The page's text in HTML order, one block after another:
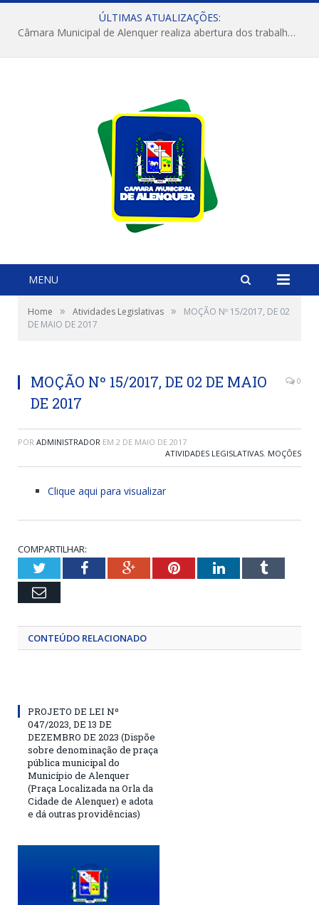
ÚLTIMAS ATUALIZAÇÕES:
Câmara Municipal de Alenquer realiza abertura dos trabalhos do 4º Período Legislativo
MENU
Home » Atividades Legislativas »
MOÇÃO Nº 15/2017, DE 02
DE MAIO DE 2017
MOÇÃO Nº 15/2017, DE 02 DE MAIO
DE 2017
0
POR ADMINISTRADOR EM 2 DE MAIO DE 2017
ATIVIDADES LEGISLATIVAS, MOÇÕES
Clique aqui para visualizar
COMPARTILHAR:
TwitterFacebookGoogle+PinterestLinkedInTumblr
Email
CONTEÚDO RELACIONADO
PROJETO DE LEI Nº
047/2023, DE 13 DE
DEZEMBRO DE 2023 (Dispõe
sobre denominação de praça
pública municipal do
Município de Alenquer
(Praça Localizada na Orla da
Cidade de Alenquer) e adota
e dá outras providências)